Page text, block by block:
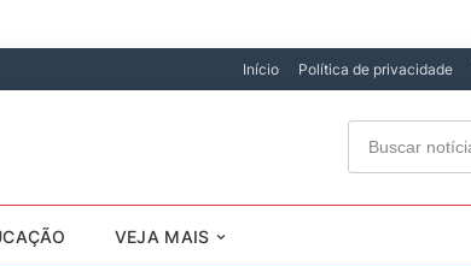
Início Política de privacidade
VEJA MAIS